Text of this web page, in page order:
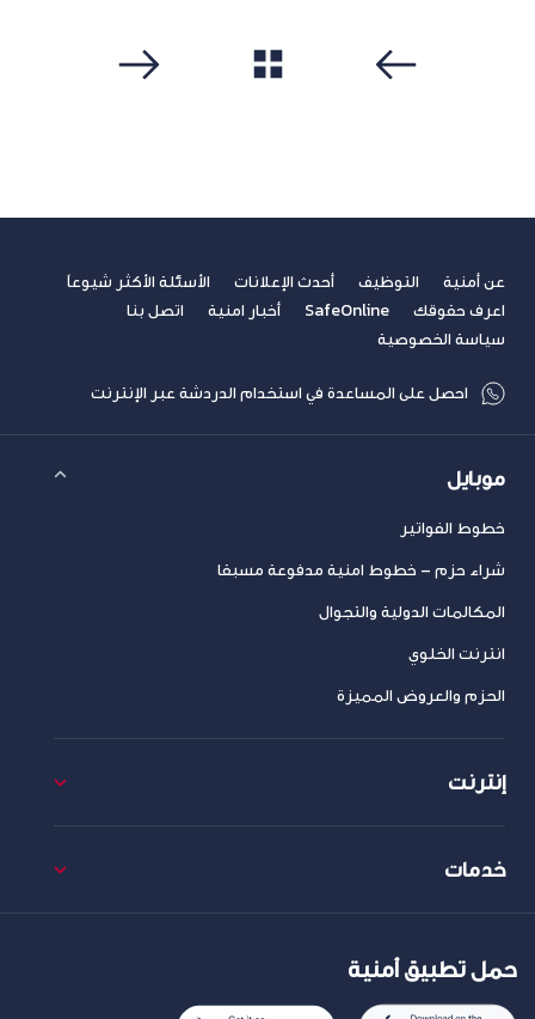
عن أمنية التوظيف أحدث الإعلانات
الأسئلة الأكثر شيوعاً
اعرف حقوقك
SafeOnline أخبار امنية
اتصل بنا
سياسة الخصوصية
احصل على المساعدة في استخدام الدردشة عبر الإنترنت
موبايل
خطوط الفواتير
شراء حزم – خطوط امنية مدفوعة مسبقا
المكالمات الدولية والتجوال
انترنت الخلوي
الحزم والعروض المميزة
إنترنت
خدمات
حمل تطبيق أمنية